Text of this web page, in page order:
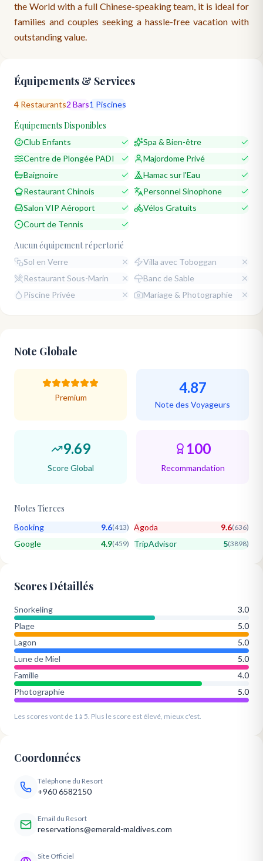
the World with a full Chinese-speaking team, it is ideal for
families and couples seeking a hassle-free vacation with
outstanding value.
Équipements & Services
4 Restaurants2 Bars1 Piscines
Équipements Disponibles
Club Enfants
Spa & Bien-être
Centre de Plongée PADI
Majordome Privé
Baignoire
Hamac sur l'Eau
Restaurant Chinois
Personnel Sinophone
Salon VIP Aéroport
Vélos Gratuits
Court de Tennis
Aucun équipement répertorié
Sol en Verre
Villa avec Toboggan
Restaurant Sous-Marin
Banc de Sable
Piscine Privée
Mariage & Photographie
Note Globale
Premium
4.87
Note des Voyageurs
9.69
Score Global
100
Recommandation
Notes Tierces
Booking 9.6(413) Agoda 9.6(636)
Google 4.9(459) TripAdvisor 5(3898)
Scores Détaillés
Snorkeling
3.0
Plage
5.0
Lagon
5.0
Lune de Miel
5.0
Famille
4.0
Photographie
5.0
Les scores vont de 1 à 5. Plus le score est élevé, mieux c'est.
Coordonnées
Téléphone du Resort
+960 6582150
Email du Resort
reservations@emerald-maldives.com
Site Officiel